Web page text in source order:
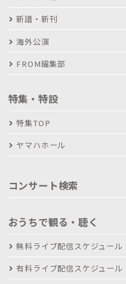
新譜・新刊
海外公演
FROM編集部
特集・特設
特集TOP
ヤマハホール
コンサート検索
おうちで観る・聴く
無料ライブ配信スケジュール
有料ライブ配信スケジュール